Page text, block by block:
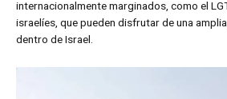
internacionalmente marginados, como el
israelíes, que pueden disfrutar de una
dentro de Israel.